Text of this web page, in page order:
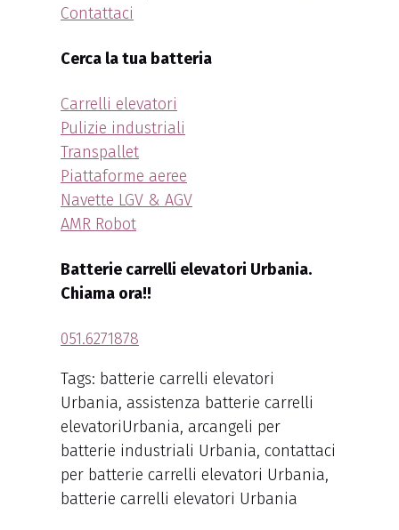
Contattaci
Cerca la tua batteria
Carrelli elevatori
Pulizie industriali
Transpallet
Piattaforme aeree
Navette LGV & AGV
AMR Robot
Batterie carrelli elevatori Urbania.
Chiama ora!!
051.6271878
Tags: batterie carrelli elevatori
Urbania, assistenza batterie carrelli
elevatoriUrbania, arcangeli per
batterie industriali Urbania, contattaci
per batterie carrelli elevatori Urbania,
batterie carrelli elevatori Urbania